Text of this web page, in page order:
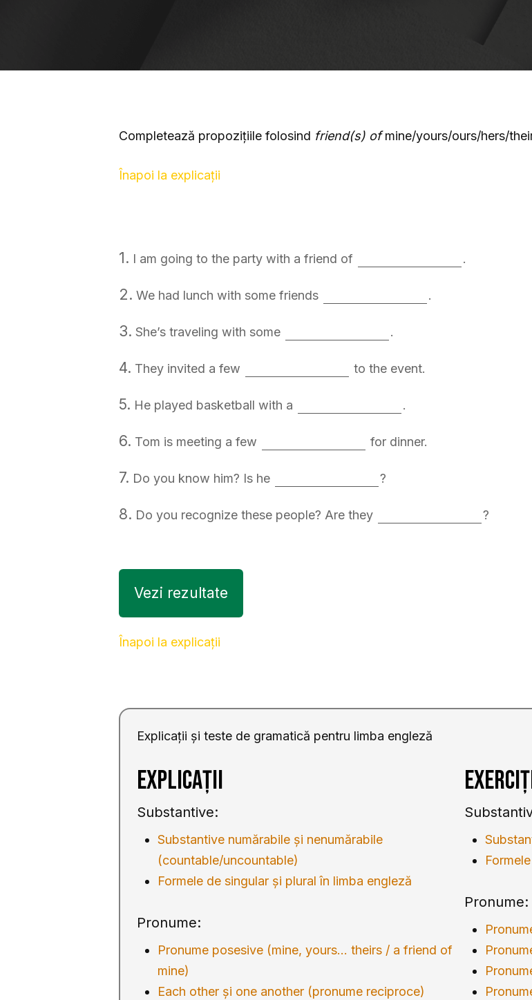
Completează propozițiile folosind friend(s) ofmine/yours/ours/hers/
Înapoi la explicații
1. I am going to the party with a friend of .
2. We had lunch with some friends .
3. She’s traveling with some .
4. They invited a few to the event.
5. He played basketball with a .
6. Tom is meeting a few for dinner.
7. Do you know him? Is he ?
8. Do you recognize these people? Are they ?
Înapoi la explicații
Explicații și teste de gramatică pentru limba engleză
Explicații
Substantive:
Substantive numărabile și nenumărabile
(countable/uncountable)
Formele de singular și plural în limba engleză
Pronume:
Pronume posesive (mine, yours… theirs / a friend of
mine)
Each other și one another (pronume reciproce)
Pronume: